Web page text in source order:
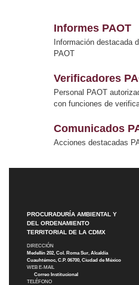
Informes PAOT
Información destacada
PAOT
Verificadores
Personal PAOT
con funciones de
Comunicados
Acciones destacadas
PROCURADURÍA AMBIENTAL Y
DEL ORDENAMIENTO
TERRITORIAL DE LA CDMX
DIRECCIÓN
Medellín 202, Col. Roma Sur, Alcaldía
Cuauhtémoc, C.P. 06700, Ciudad de México
WEB E-MAIL
Correo Institucional
TELÉFONO